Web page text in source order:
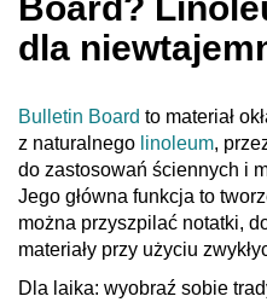
dla
Bulletin Board to materiał
z naturalnego linoleum,
do zastosowań ściennych i
Jego główna funkcja to
można przyszpilać notatki,
materiały przy użyciu
Dla laika: wyobraź sobie